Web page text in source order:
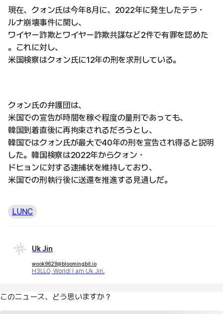
現在、クォン氏は今年8月に、2022年に発生したテラ・
ルナ崩壊事件に関し、
ワイヤー詐欺とワイヤー詐欺共謀など2件で有罪を認めた
。これに対し、
米国検察はクォン氏に12年の刑を求刑している。
クォン氏の弁護団は、
米国での宣告が時間を稼ぐ程度の量刑であっても、
韓国到着直後に再拘束されるだろうとし、
韓国ではクォン氏が最大で40年の刑を宣告され得ると説明
した。韓国検察は2022年からクォン・
ドヒョンに対する逮捕状を維持しており、
米国での刑執行後に送還を推進する見通しだ。
LUNC
Uk Jin
wook9629@bloomingbit.io
H3LLO, World! I am Uk Jin.
このニュース、どう思いますか？